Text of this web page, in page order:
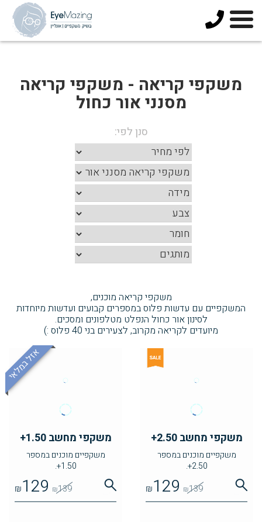
3744678
משקפי קריאה - משקפי קריאה
מסנני אור כחול
סנן לפי:
משקפי קריאה מוכנים,
המשקפיים עם עדשות פלוס במספרים קבועים ועדשות מיוחדות
לסינון אור כחול הנפלט מטלפונים ומסכים.
מיועדים לקריאה מקרוב, לצעירים בני 40 פלוס :)
משקפי מחשב 2.50+
משקפיים מוכנים במספר
2.50+.
₪139
₪129
אזל במלאי
משקפי מחשב 1.50+
משקפיים מוכנים במספר
1.50+.
₪139
₪129